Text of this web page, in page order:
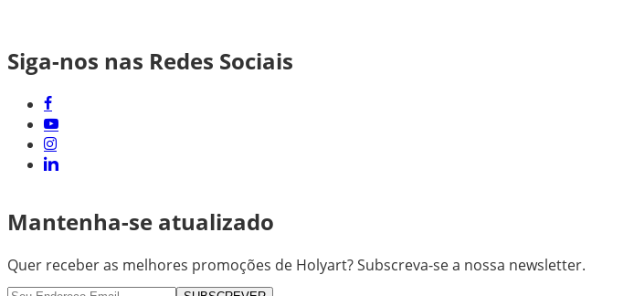
Siga-nos nas Redes Sociais
Mantenha-se atualizado
Quer receber as melhores promoções de Holyart? Subscreva-se a nossa newsletter.